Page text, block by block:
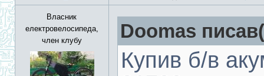
Власник
електровелосипеда,
член клубу
Doomas
Купив б/в